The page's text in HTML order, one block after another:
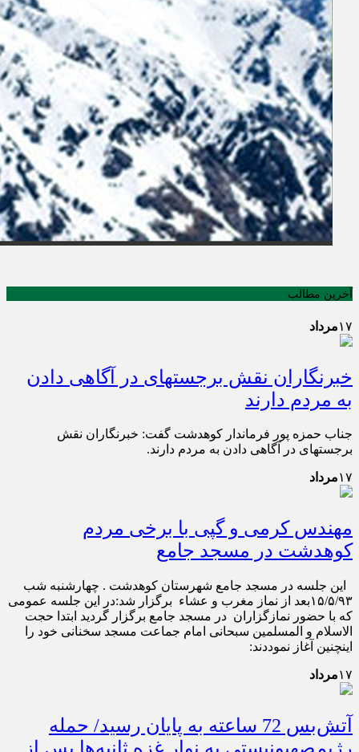
آخرین مطالب
۱۷مرداد
خبرنگاران نقش برجسته‎ای در آگاهی ‎دادن
به مردم دارند
جناب حمزه پور فرماندار کوهدشت گفت: خبرنگاران نقش
برجسته‎ای در آگاهی ‎دادن به مردم دارند.
۱۷مرداد
مهندس کرمی و گپی با برخی مردم
کوهدشت در مسجد جامع
این جلسه در مسجد جامع شهرستان کوهدشت . چهارشنبه شب
۱۵/۵/۹۳بعد از نماز مغرب و عشاء برگزار شد:در این جلسه عمومی
که با حضور نمازگزاران در مسجد جامع برگزار گردید ابتدا حجت
الاسلام و المسلمین سبحانی امام جماعت مسجد سخنانی خود را
اینچنین آغاز نموددند:
۱۷مرداد
آتش‌بس 72 ساعته به پایان رسید/ حمله